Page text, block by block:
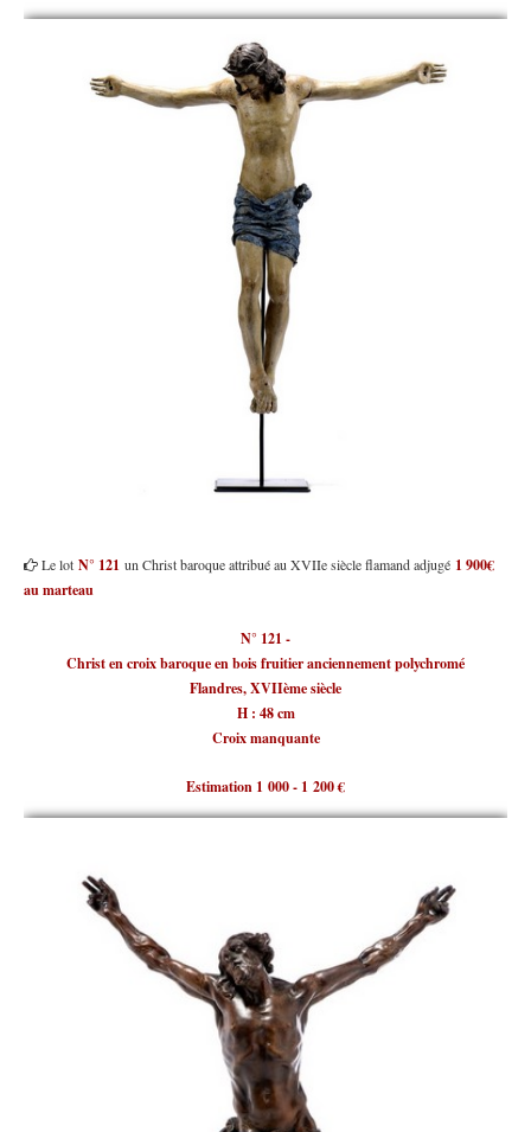
Le lot N° 121 un Christ baroque attribué au XVIIe siècle flamand adjugé 1 900€
au marteau
N° 121 -
Christ en croix baroque en bois fruitier anciennement polychromé
Flandres, XVIIème siècle
H : 48 cm
Croix manquante
Estimation 1 000 - 1 200 €